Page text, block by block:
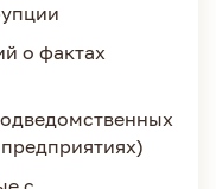
о фактах